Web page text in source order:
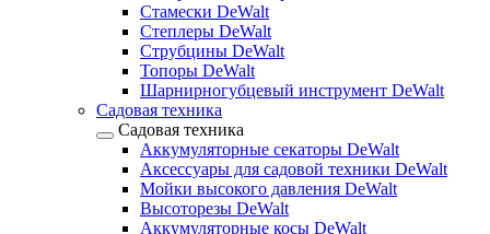
Стамески DeWalt
Степлеры DeWalt
Струбцины DeWalt
Топоры DeWalt
Шарнирногубцевый инструмент DeWalt
Садовая техника
Садовая техника
Аккумуляторные секаторы DeWalt
Аксессуары для садовой техники DeWalt
Мойки высокого давления DeWalt
Высоторезы DeWalt
Аккумуляторные косы DeWalt